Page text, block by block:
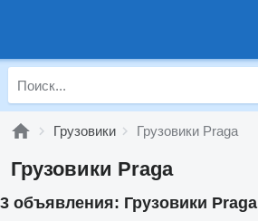
Грузовики Грузовики Praga
Грузовики Praga
3 объявления: Грузовики Praga